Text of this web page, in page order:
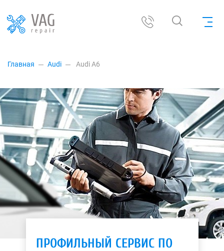
Главная Audi Audi A6
ПРОФИЛЬНЫЙ СЕРВИС ПО